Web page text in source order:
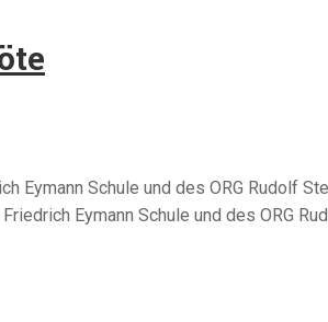
Eymann Schule und des ORG Rudolf
Eymann Schule und des ORG